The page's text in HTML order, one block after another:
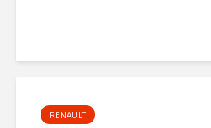
RENAULT